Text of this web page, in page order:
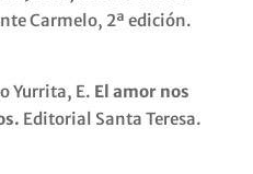
Carmelo, 2ª edición.
Yurrita, E. El amor nos
Editorial Santa Teresa.